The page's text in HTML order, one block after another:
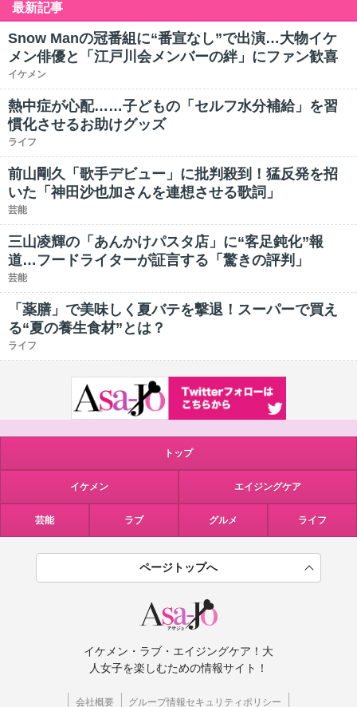
最新記事
Snow Manの冠番組に“番宣なし”で出演…大物イケ
メン俳優と「江戸川会メンバーの絆」にファン歓喜
イケメン
熱中症が心配……子どもの「セルフ水分補給」を習
慣化させるお助けグッズ
ライフ
前山剛久「歌手デビュー」に批判殺到！猛反発を招
いた「神田沙也加さんを連想させる歌詞」
芸能
三山凌輝の「あんかけパスタ店」に“客足鈍化”報
道…フードライターが証言する「驚きの評判」
芸能
「薬膳」で美味しく夏バテを撃退！スーパーで買え
る“夏の養生食材”とは？
ライフ
トップ
イケメン エイジングケア
芸能 ラブ グルメ ライフ
ページトップへ
イケメン・ラブ・エイジングケア！大
人女子を楽しむための情報サイト！
会社概要 グループ情報セキュリティポリシー